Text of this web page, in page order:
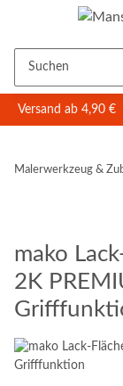
Versand ab 4,90 €
Malerwerkzeug &
mako
2K